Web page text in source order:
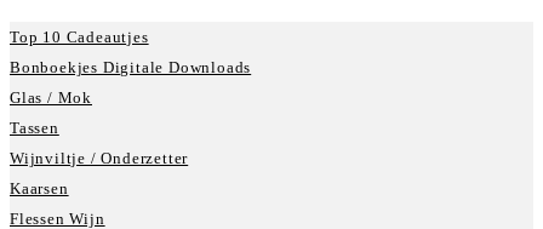
Top 10 Cadeautjes
Bonboekjes Digitale Downloads
Glas / Mok
Tassen
Wijnviltje / Onderzetter
Kaarsen
Flessen Wijn